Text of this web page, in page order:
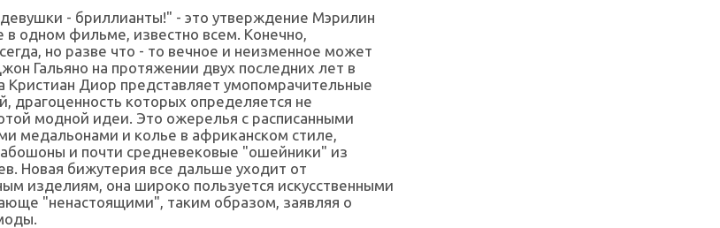
- бриллианты!" - это утверждение Мэрилин
в одном фильме, известно всем. Конечно,
но разве что - то вечное и неизменное может
Гальяно на протяжении двух последних лет в
Кристиан Диор представляет умопомрачительные
драгоценность которых определяется не
модной идеи. Это ожерелья с расписанными
медальонами и колье в африканском стиле,
и почти средневековые "ошейники" из
Новая бижутерия все дальше уходит от
изделиям, она широко пользуется искусственными
"ненастоящими", таким образом, заявляя о